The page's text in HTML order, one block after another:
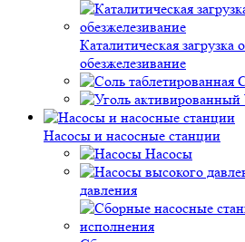
Каталитическая загрузка
обезжелезивание
Насосы и насосные станции
Насосы
давления